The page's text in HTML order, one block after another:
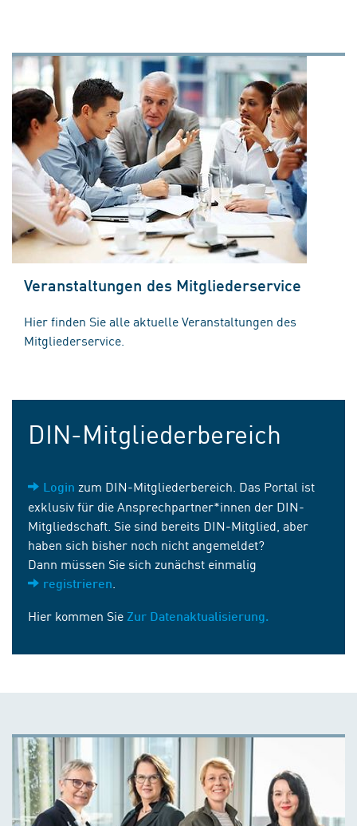
Veranstaltungen des Mitgliederservice
Hier finden Sie alle aktuelle Veranstaltungen des
Mitgliederservice.
DIN-Mitgliederbereich
Login zum DIN-Mitgliederbereich. Das Portal ist
exklusiv für die Ansprechpartner*innen der DIN-
Mitgliedschaft. Sie sind bereits DIN-Mitglied, aber
haben sich bisher noch nicht angemeldet?
Dann müssen Sie sich zunächst einmalig
registrieren
Hier kommen Sie Zur Datenaktualisierung.